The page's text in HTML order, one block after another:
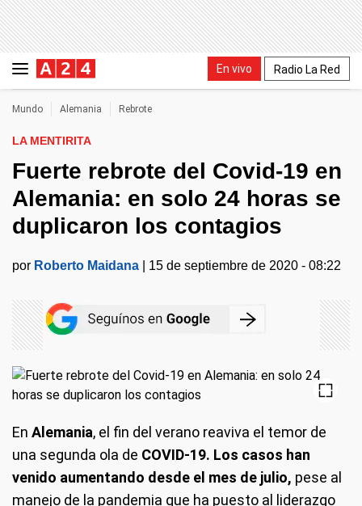
En vivo Radio La Red
Mundo Alemania Rebrote
LA MENTIRITA
Fuerte rebrote del Covid-19 en
Alemania: en solo 24 horas se
duplicaron los contagios
por Roberto Maidana 15 de septiembre de 2020 - 08:22
En Alemania, el fin del verano reaviva el temor de
una segunda ola de COVID-19. Los casos han
venido aumentando desde el mes de julio, pese al
manejo de la pandemia que ha puesto al liderazgo